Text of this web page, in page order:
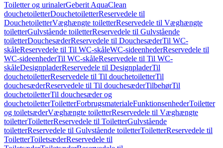
Toiletter og urinalerGeberit AquaClean
douchetoiletterDouchetoiletterReservedele til
DouchetoiletterVæghængte toiletterReservedele til Væghængte
toiletterGulvstående toiletterReservedele til Gulvstående
toiletterDouchesæderReservedele til DouchesæderTil WC-
skåleReservedele til Til WC-skåleWC-sideenhederReservedele til
WC-sideenhederTil WC-skåleReservedele til Til WC-
skåleDesignpladerReservedele til DesignpladerTil
douchetoiletterReservedele til Til douchetoiletterTil
douchesæderReservedele til Til douchesæderTilbehørTil
douchetoiletterTil douchesæder og
douchetoiletterToiletterForbrugsmaterialeFunktionsenhederToiletter
og toiletsæderVæghængte toiletterReservedele til Væghængte
toiletterToiletterReservedele til ToiletterGulvstående
toiletterReservedele til Gulvstående toiletterToiletterReservedele til
ToiletterToiletsæderReservedele til